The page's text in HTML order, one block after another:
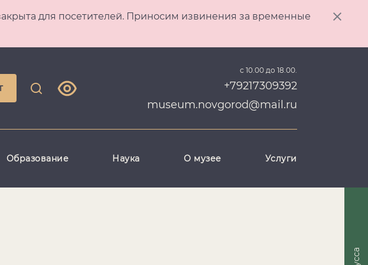
для посетителей. Приносим извинения за временные
с 10.00 до 18.00.
+79217309392
museum.novgorod@mail.ru
Образование Наука О музее Услуги